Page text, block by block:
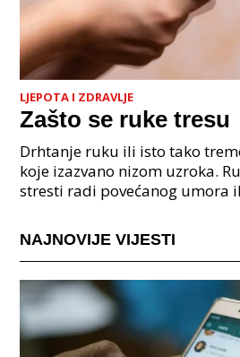
LJEPOTA I ZDRAVLJE
Zašto se ruke tresu
Drhtanje ruku ili isto tako
koje izazvano nizom uzroka.
stresti radi povećanog umora
NAJNOVIJE VIJESTI